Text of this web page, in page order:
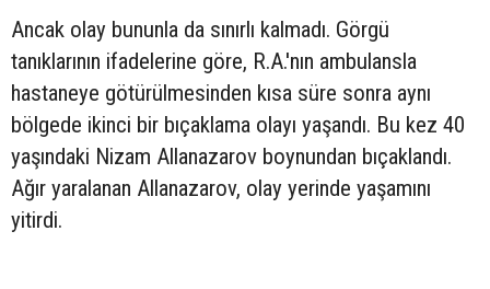
Ancak olay bununla da sınırlı kalmadı. Görgü
tanıklarının ifadelerine göre, R.A.'nın ambulansla
hastaneye götürülmesinden kısa süre sonra aynı
bölgede ikinci bir bıçaklama olayı yaşandı. Bu kez 40
yaşındaki Nizam Allanazarov boynundan bıçaklandı.
Ağır yaralanan Allanazarov, olay yerinde yaşamını
yitirdi.